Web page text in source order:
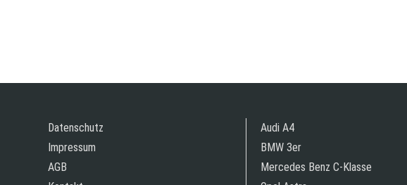
Datenschutz
Impressum
AGB
Audi A4
BMW 3er
Mercedes Benz C-Klasse